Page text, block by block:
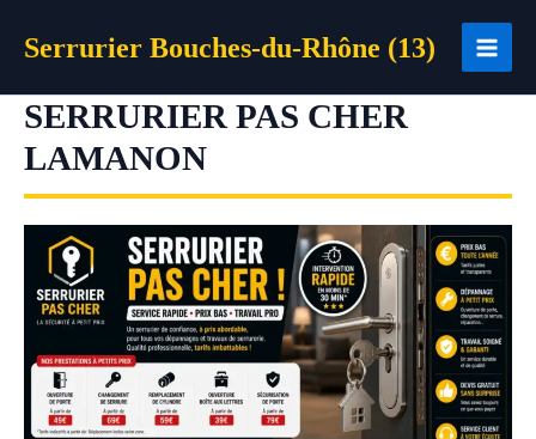
Serrurier Bouches-du-Rhône (13)
SERRURIER PAS CHER
LAMANON